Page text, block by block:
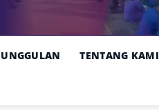
TENTANG KAMI